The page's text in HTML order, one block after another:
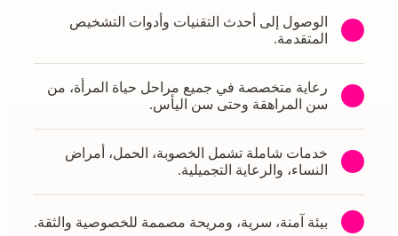
الوصول إلى أحدث التقنيات وأدوات التشخيص
المتقدمة.
رعاية متخصصة في جميع مراحل حياة المرأة، من
سن المراهقة وحتى سن اليأس.
خدمات شاملة تشمل الخصوبة، الحمل، أمراض
النساء، والرعاية التجميلية.
بيئة آمنة، سرية، ومريحة مصممة للخصوصية والثقة.